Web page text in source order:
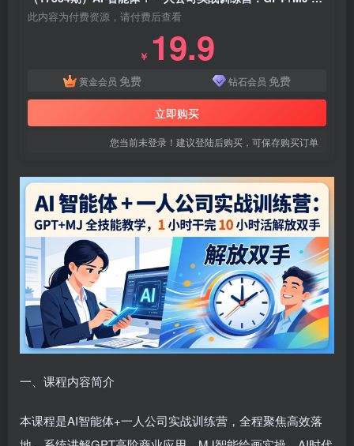
此内容为付费资源，请付费后查看
￥ 19.9
黄金会员 免费 钻石会员 免费
立即购买
您当前未登录！建议登陆后购买，可保存购买订单
一、课程内容简介
本课程是AI智能体+一人公司实战训练营，全程聚焦高效落